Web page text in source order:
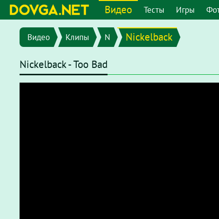
Видео Тесты Игры
Видео Клипы N Nickelback
Nickelback - Too Bad